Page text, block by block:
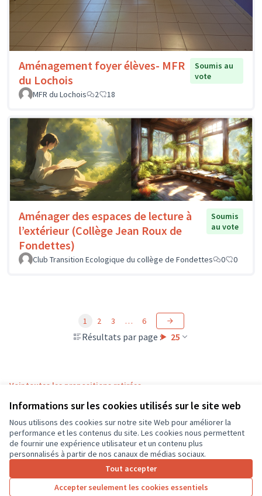
Informations sur les cookies utilisés sur le site web
Nous utilisons des cookies sur notre site Web pour améliorer la
performance et les contenus du site. Les cookies nous permettent
de fournir une expérience utilisateur et un contenu plus
personnalisés à partir de nos canaux de médias sociaux.
Tout accepter
Accepter seulement les cookies essentiels
Aménagement foyer élèves- MFR
du Lochois
Soumis au
vote
MFR du Lochois
2 18
Aménager des espaces de lecture à
l’extérieur (Collège Jean Roux de
Fondettes)
Soumis
au vote
Club Transition Ecologique du collège de Fondettes 0 0
Résultats par page : 25
1 2 3 … 6
Voir toutes les propositions retirées
Conditions d'utilisation
Paramètres des cookies
CD37 sur X
(Lien externe)
CD37 sur Facebook
CD37 sur Instagram
CD37 sur YouTube
(Lien externe)